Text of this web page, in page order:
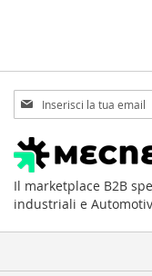
Iscriviti
alla
nostra
Newsletter:
Il marketplace B2B
industriali e